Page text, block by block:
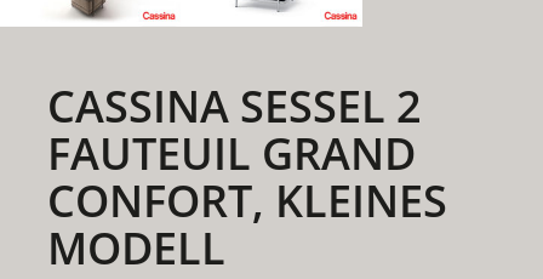
CASSINA SESSEL 2
FAUTEUIL GRAND
CONFORT, KLEINES
MODELL